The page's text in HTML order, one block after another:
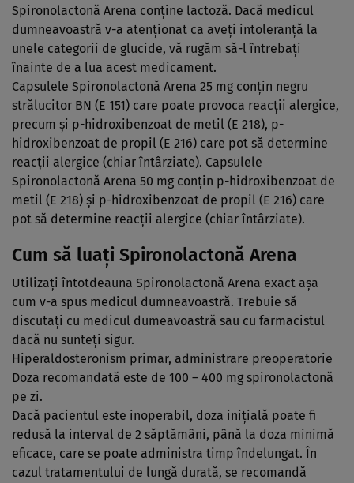
Spironolactonă Arena conţine lactoză. Dacă medicul
dumneavoastră v-a atenţionat ca aveţi intoleranţă la
unele categorii de glucide, vă rugăm să-l întrebaţi
înainte de a lua acest medicament.
Capsulele Spironolactonă Arena 25 mg conţin negru
strălucitor BN (E 151) care poate provoca reacţii alergice,
precum şi p-hidroxibenzoat de metil (E 218), p-
hidroxibenzoat de propil (E 216) care pot să determine
reacţii alergice (chiar întârziate). Capsulele
Spironolactonă Arena 50 mg conţin p-hidroxibenzoat de
metil (E 218) şi p-hidroxibenzoat de propil (E 216) care
pot să determine reacţii alergice (chiar întârziate).
Cum să luaţi Spironolactonă Arena
Utilizaţi întotdeauna Spironolactonă Arena exact aşa
cum v-a spus medicul dumneavoastră. Trebuie să
discutaţi cu medicul dumeavoastră sau cu farmacistul
dacă nu sunteţi sigur.
Hiperaldosteronism primar, administrare preoperatorie
Doza recomandată este de 100 – 400 mg spironolactonă
pe zi.
Dacă pacientul este inoperabil, doza iniţială poate fi
redusă la interval de 2 săptămâni, până la doza minimă
eficace, care se poate administra timp îndelungat. În
cazul tratamentului de lungă durată, se recomandă